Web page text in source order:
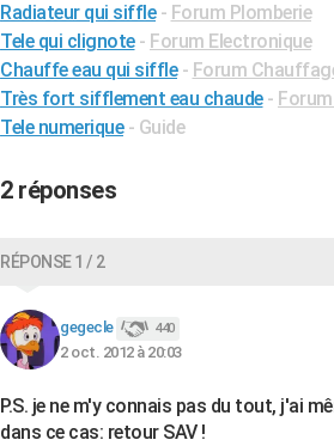
Radiateur qui siffle - Forum Plomberie
Tele qui clignote - Forum Electronique
Chauffe eau qui siffle - Forum
Très fort sifflement eau chaude -
Tele numerique - Guide
2 réponses
RÉPONSE 1 / 2
gegecle 440
2 oct. 2012 à 20:03
P.S. je ne m'y connais pas du tout, j'ai
dans ce cas: retour SAV !